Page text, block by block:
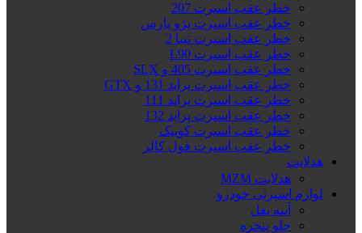
خطر عقب اسپرت 207
خطر عقب اسپرت پژو پارس
خطر عقب اسپرت تیبا 2
خطر عقب اسپرت L90
خطر عقب اسپرت 405 و SLX
خطر عقب اسپرت پراید 131 و GTX
خطر عقب اسپرت پراید 111
خطر عقب اسپرت پراید 132
خطر عقب اسپرت کوییک
خطر عقب اسپرت فول کالر
هدلایت
هدلایت MZM
لوازم اسپرتی خودرو
آینه بغل
جلو پنجره